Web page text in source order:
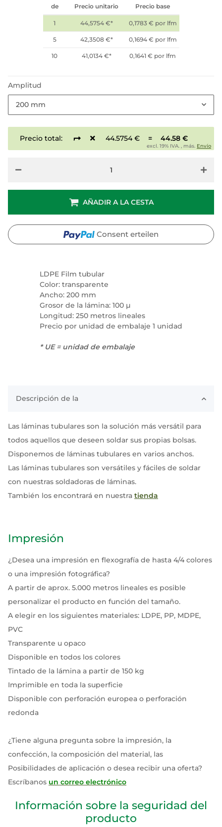
LDPE Film tubular
Color: transparente
Ancho: 200 mm
Grosor de la lámina: 100 µ
Longitud: 250 metros lineales
Precio por unidad de embalaje 1 unidad
* UE = unidad de embalaje
de Precio unitario Precio base
1 44,5754 €* 0,1783 € por lfm
5 42,3508 €* 0,1694 € por lfm
10 41,0134 €* 0,1641 € por lfm
Amplitud
200 mm
Precio total: 44.5754 € = 44.58 €
excl. 19% IVA. , más. Envío
AÑADIR A LA CESTA
Consent erteilen
Descripción de la
Las láminas tubulares son la solución más versátil para
todos aquellos que deseen soldar sus propias bolsas.
Disponemos de láminas tubulares en varios anchos.
Las láminas tubulares son versátiles y fáciles de soldar
con nuestras soldadoras de láminas.
También los encontrará en nuestra tienda
Impresión
¿Desea una impresión en flexografía de hasta 4/4 colores
o una impresión fotográfica?
A partir de aprox. 5.000 metros lineales es posible
personalizar el producto en función del tamaño.
A elegir en los siguientes materiales: LDPE, PP, MDPE,
PVC
Transparente u opaco
Disponible en todos los colores
Tintado de la lámina a partir de 150 kg
Imprimible en toda la superficie
Disponible con perforación europea o perforación
redonda
¿Tiene alguna pregunta sobre la impresión, la
confección, la composición del material, las
Posibilidades de aplicación o desea recibir una oferta?
Escríbanos un correo electrónico
Información sobre la seguridad del
producto